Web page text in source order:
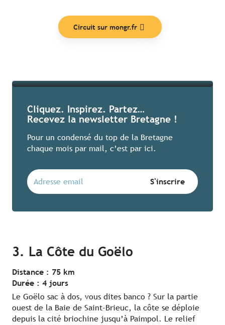
Circuit sur mongr.fr
Cliquez. Inspirez. Partez…
Recevez la newsletter Bretagne !
Pour un condensé du top de la Bretagne
chaque mois par mail, c’est par ici.
3. La Côte du Goëlo
Distance : 75 km
Durée : 4 jours
Le Goëlo sac à dos, vous dites banco ? Sur la partie
ouest de la Baie de Saint-Brieuc, la côte se déploie
depuis la cité briochine jusqu’à Paimpol. Le relief